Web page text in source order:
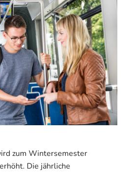
zum Wintersemester
Die jährliche